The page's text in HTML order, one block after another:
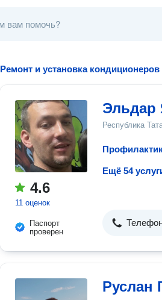
Ремонт и установка кондиционеров
4.6
11 оценок
Паспорт
проверен
Эльдар
Республика
Ещё 54
Руслан